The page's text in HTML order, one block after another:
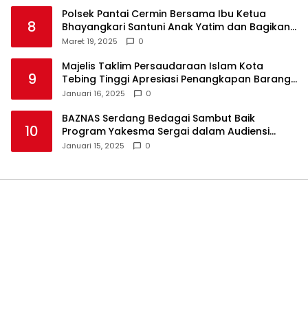
8
Polsek Pantai Cermin Bersama Ibu Ketua
Bhayangkari Santuni Anak Yatim dan Bagikan
Takjil
Maret 19, 2025 0
9
Majelis Taklim Persaudaraan Islam Kota
Tebing Tinggi Apresiasi Penangkapan Barang
Haram
Januari 16, 2025 0
10
BAZNAS Serdang Bedagai Sambut Baik
Program Yakesma Sergai dalam Audiensi
Perkenalan Pengurus Baru
Januari 15, 2025 0